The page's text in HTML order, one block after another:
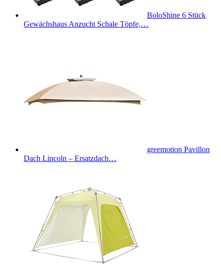
BoloShine 6 Stück
Gewächshaus Anzucht Schale Töpfe,…
greemotion Pavillon
Dach Lincoln – Ersatzdach…